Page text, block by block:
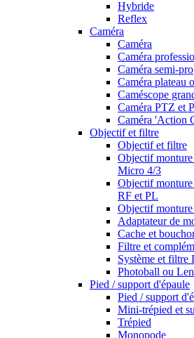
Hybride
Reflex
Caméra
Caméra
Caméra
Caméra semi-pro
Caméra plateau
Caméscope
Caméra PTZ et
Caméra 'Action
Objectif et filtre
Objectif et filtre
Objectif
Micro 4/3
Objectif
RF et PL
Objectif
Adaptateur de
Cache et
Filtre et
Système et filtre
Photoball ou
Pied / support d'épaule
Pied / support
Mini-trépied et
Trépied
Monopode